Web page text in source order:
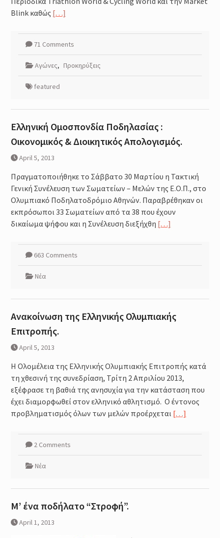
Blink καθώς […]
71 Comments
Αγώνες, Προκηρύξεις
featured
Ελληνική Ομοσπονδία Ποδηλασίας :
Οικονομικός & Διοικητικός Απολογισμός.
April 5, 2013
Πραγματοποιήθηκε το Σάββατο 30 Μαρτίου η Τακτική
Γενική Συνέλευση των Σωματείων – Μελών της Ε.Ο.Π., στο
Ολυμπιακό Ποδηλατοδρόμιο Αθηνών. Παραβρέθηκαν οι
εκπρόσωποι 33 Σωματείων από τα 38 που έχουν
δικαίωμα ψήφου και η Συνέλευση διεξήχθη […]
663 Comments
Νέα
Ανακοίνωση της Ελληνικής Ολυμπιακής
Επιτροπής.
April 5, 2013
H Ολομέλεια της Ελληνικής Ολυμπιακής Επιτροπής κατά
τη χθεσινή της συνεδρίαση, Τρίτη 2 Απριλίου 2013,
εξέφρασε τη βαθιά της ανησυχία για την κατάσταση που
έχει διαμορφωθεί στον ελληνικό αθλητισμό. Ο έντονος
προβληματισμός όλων των μελών προέρχεται […]
2 Comments
Νέα
M’ ένα ποδήλατο “Στροφή”.
April 1, 2013